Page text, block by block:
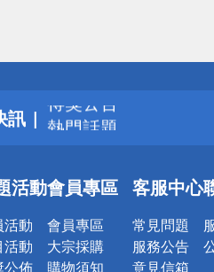
訊
詐騙網頁！請小心！
得獎公告
熱門話題
銀行優惠
詐騙網頁！請小心！
活動
活動
活動
公佈
會員專區
會員專區
大宗採購
購物須知
客服中心
常見問題
服務公告
意見信箱